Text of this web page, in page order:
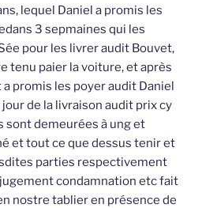
lequel Daniel a promis les
3 sepmaines qui les
pour les livrer audit Bouvet,
tenu paier la voiture, et après
promis les poyer audit Daniel
de la livraison audit prix cy
sont demeurées à ung et
et tout ce que dessus tenir et
parties respectivement
condamnation etc fait
nostre tablier en présence de